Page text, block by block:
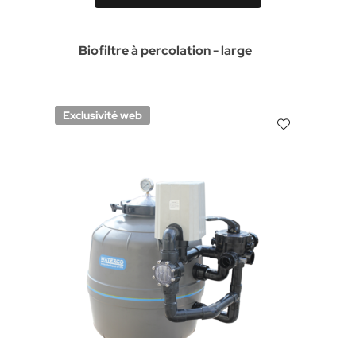
Biofiltre à percolation - large
Exclusivité web